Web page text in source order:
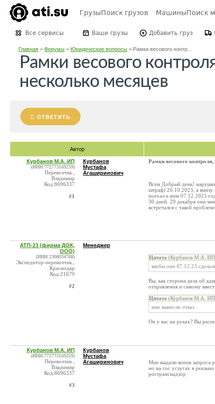
ГрузыПоиск грузов МашиныПоиск
Все сервисы Ваши грузы Добавить груз
Главная >Форумы >Юридические вопросы > Рамки весового контр...
Рамки весового
несколько месяцев
ОТВЕТИТЬ
Автор
Курбанов М.А. ИП
(ИНН:772773169259)
Перевозчик ,
Владимир
Код:8696337
#1
Курбанов
Мустафа
Агаширинович
Рамки весового
Всем Добрый день!
штраф) 26.10.2023, а внизу
поехал к ним 07.12.2023
30 дней. 29 декабря они
встречался с такой
АТП-23 (фирма ДОК,
ООО)
(ИНН:2308034768)
Экспедитор-перевозчик ,
Краснодар
Код:21679
#2
Менеджер
Цитата (Курбанов М.А. ИП
якобы они 07.12.23
Вы, как сторона дела об
отправления и самому
Цитата (Курбанов М.А. ИП
мне вынесли отказ
Он у вас на руках? Вы
Курбанов М.А. ИП
(ИНН:772773169259)
Перевозчик ,
Владимир
Код:8696337
#3
Курбанов
Мустафа
Агаширинович
Мне выдали копия запроса
но на гос услугах я
ространснадзор